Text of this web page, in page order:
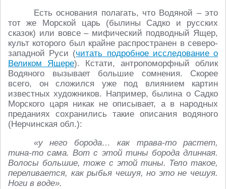
Есть основания полагать, что Водяной – это
тот же Морской царь (былины Садко и русских
сказок) или вовсе – мифический подводный Ящер,
культ которого был крайне распространен в северо-
западной Руси (читать подробное исследование о
Великом Ящере). Кстати, антропоморфный облик
Водяного вызывает большие сомнения. Скорее
всего, он сложился уже под влиянием картин
известных художников. Например, былина о Садко
Морского царя никак не описывает, а в народных
преданиях сохранились такие описания водяного
(Нерчинская обл.):
«у него борода… как трава-то растет,
тина-то сама. Вот с этой тины борода длинная.
Волосы большие, тоже с этой тины. Тело такое,
переливается, как рыбья чешуя, но это не чешуя.
Ноги в воде».